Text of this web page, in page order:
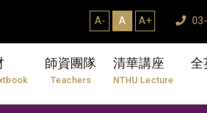
A- A A+
師資團隊
Teachers
清華講座
NTHU Lecture
全